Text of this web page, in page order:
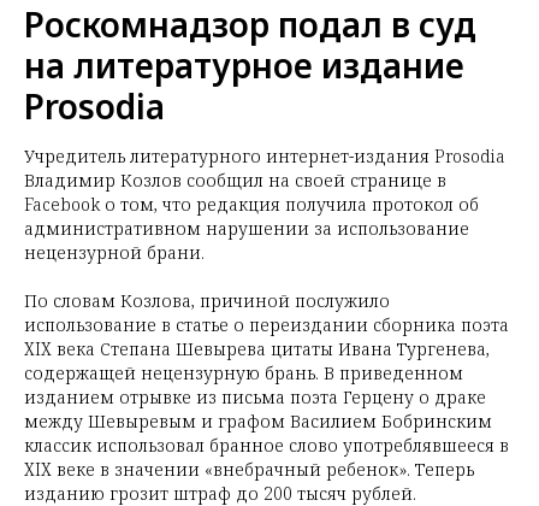
Роскомнадзор подал в суд
на литературное издание
Prosodia
Учредитель литературного интернет-издания Prosodia
Владимир Козлов сообщил на своей странице в
Facebook о том, что редакция получила протокол об
административном нарушении за использование
нецензурной брани.
По словам Козлова, причиной послужило
использование в статье о переиздании сборника поэта
XIX века Степана Шевырева цитаты Ивана Тургенева,
содержащей нецензурную брань. В приведенном
изданием отрывке из письма поэта Герцену о драке
между Шевыревым и графом Василием Бобринским
классик использовал бранное слово употреблявшееся в
XIX веке в значении «внебрачный ребенок». Теперь
изданию грозит штраф до 200 тысяч рублей.